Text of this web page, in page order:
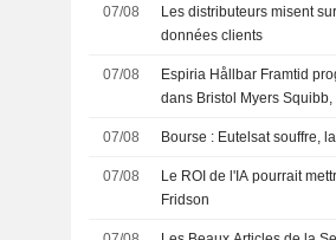
07/08
Les distributeurs misent
données clients
07/08
Espiria Hållbar Framtid
dans Bristol Myers
07/08 Bourse : Eutelsat souffre,
07/08
Le ROI de l'IA pourrait
Fridson